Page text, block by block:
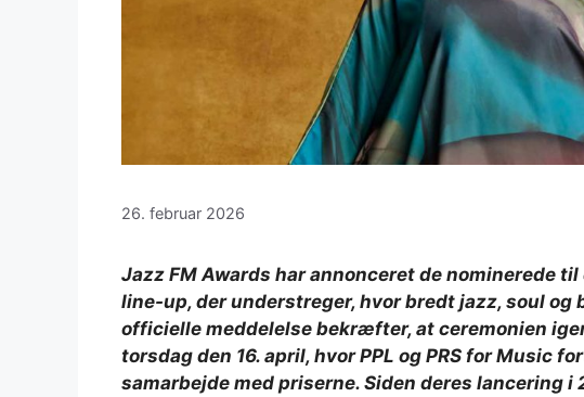
26. februar 2026
Jazz FM Awards har annonceret de nominerede
line-up, der understreger, hvor bredt jazz, soul og
officielle meddelelse bekræfter, at ceremonien
torsdag den 16. april, hvor PPL og PRS for Music
samarbejde med priserne. Siden deres lancering i